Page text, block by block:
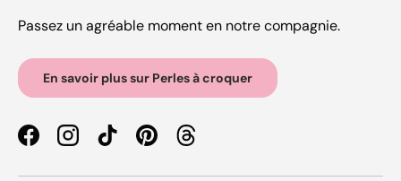
Passez un agréable moment en notre compagnie.
En savoir plus sur Perles à croquer
FacebookInstagramTikTokPinterestThreads